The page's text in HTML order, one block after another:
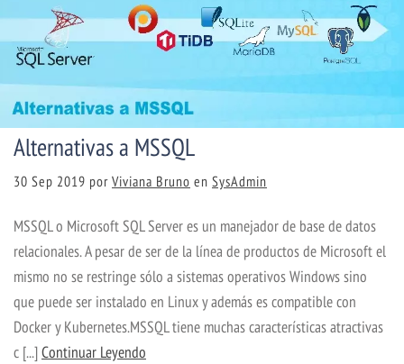
Alternativas a MSSQL
30 Sep 2019 por Viviana Bruno en SysAdmin
MSSQL o Microsoft SQL Server es un manejador de base de datos
relacionales. A pesar de ser de la línea de productos de Microsoft el
mismo no se restringe sólo a sistemas operativos Windows sino
que puede ser instalado en Linux y además es compatible con
Docker y Kubernetes.MSSQL tiene muchas características atractivas
c [...]Continuar Leyendo